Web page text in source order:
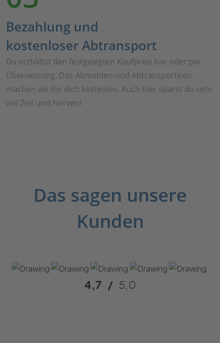
Bezahlung und
kostenloser Abtransport
Du erzhältst den festgelegten Kaufpreis bar oder per
Überweisung. Das Abmelden und Abtransportiren
machen wir für dich kostenlos. Auch hier sparst du sehr
viel Zeit und Nerven!
Das sagen unsere
Kunden
4,7 / 5,0